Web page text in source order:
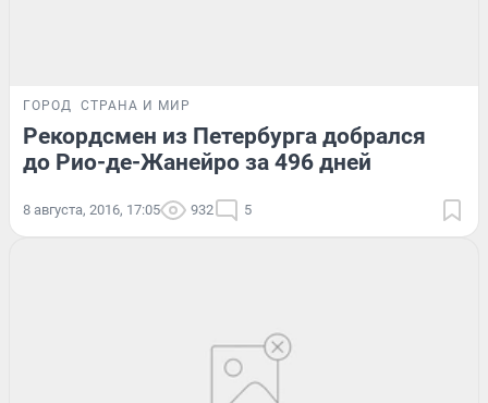
ГОРОД СТРАНА И МИР
Рекордсмен из Петербурга добрался
до Рио-де-Жанейро за 496 дней
8 августа, 2016, 17:05 932 5